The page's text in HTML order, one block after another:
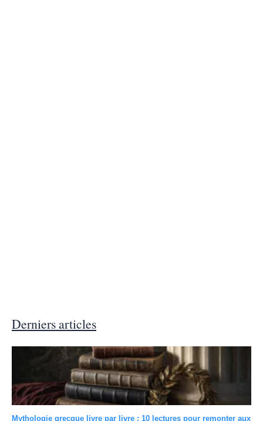
Derniers articles
Mythologie grecque livre par livre : 10 lectures pour remonter aux